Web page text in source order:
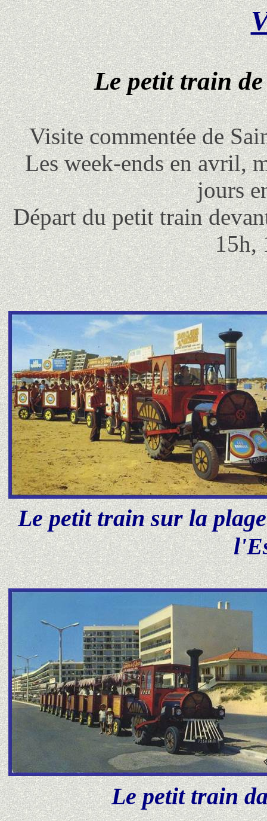
Le petit train
Visite commentée de
Les week-ends en avril,
jours
Départ du petit train
15h,
Le petit train sur la
Le petit train